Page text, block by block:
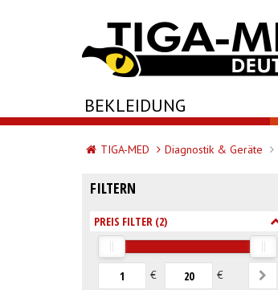
BEKLEIDUNG
TIGA-MED Diagnostik & Geräte
FILTERN
PREIS FILTER (2)
€ €